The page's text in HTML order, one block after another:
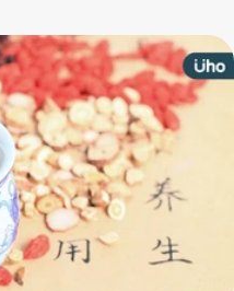
生，預防之道除了三伏貼，陽
喝化溼和胃的香薷薑桂茶。